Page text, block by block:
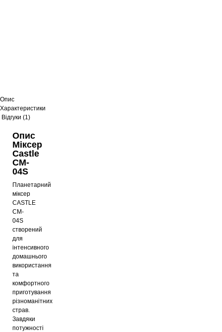
Опис
Характеристики
Відгуки (1)
Опис
Міксер
Castle
CM-
04S
Планетарний
міксер
CASTLE
CM-
04S
створений
для
інтенсивного
домашнього
використання
та
комфортного
приготування
різноманітних
страв.
Завдяки
потужності